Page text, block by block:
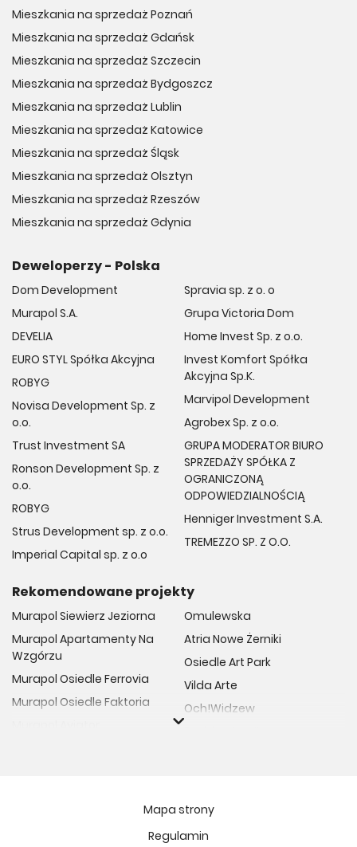
Mieszkania na sprzedaż Poznań
Mieszkania na sprzedaż Gdańsk
Mieszkania na sprzedaż Szczecin
Mieszkania na sprzedaż Bydgoszcz
Mieszkania na sprzedaż Lublin
Mieszkania na sprzedaż Katowice
Mieszkania na sprzedaż Śląsk
Mieszkania na sprzedaż Olsztyn
Mieszkania na sprzedaż Rzeszów
Mieszkania na sprzedaż Gdynia
Deweloperzy - Polska
Dom Development
Murapol S.A.
DEVELIA
EURO STYL Spółka Akcyjna
ROBYG
Novisa Development Sp. z
o.o.
Trust Investment SA
Ronson Development Sp. z
o.o.
ROBYG
Strus Development sp. z o.o.
Imperial Capital sp. z o.o
Spravia sp. z o. o
Grupa Victoria Dom
Home Invest Sp. z o.o.
Invest Komfort Spółka
Akcyjna Sp.K.
Marvipol Development
Agrobex Sp. z o.o.
GRUPA MODERATOR BIURO
SPRZEDAŻY SPÓŁKA Z
OGRANICZONĄ
ODPOWIEDZIALNOŚCIĄ
Henniger Investment S.A.
TREMEZZO SP. Z O.O.
Rekomendowane projekty
Murapol Siewierz Jeziorna
Murapol Apartamenty Na
Wzgórzu
Murapol Osiedle Ferrovia
Murapol Osiedle Faktoria
Murapol Osiedle Szafirove
Omulewska
Atria Nowe Żerniki
Osiedle Art Park
Vilda Arte
Och!Widzew
Mapa strony
Regulamin